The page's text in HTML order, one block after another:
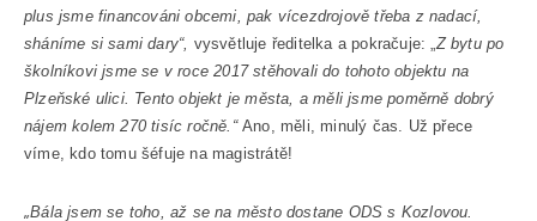
plus jsme financováni obcemi, pak vícezdrojově třeba z nadací,
sháníme si sami dary“, vysvětluje ředitelka a pokračuje: „ Z bytu po
školníkovi jsme se v roce 2017 stěhovali do tohoto objektu na
Plzeňské ulici. Tento objekt je města, a měli jsme poměrně dobrý
nájem kolem 270 tisíc ročně.“Ano, měli, minulý čas. Už přece
víme, kdo tomu šéfuje na magistrátě!
„Bála jsem se toho, až se na město dostane ODS s Kozlovou.